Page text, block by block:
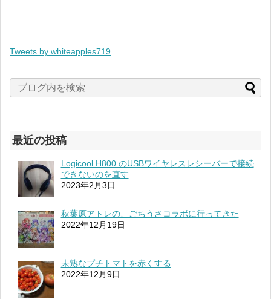
Tweets by whiteapples719
最近の投稿
Logicool H800 のUSBワイヤレスレシーバーで接続
できないのを直す
2023年2月3日
秋葉原アトレの、ごちうさコラボに行ってきた
2022年12月19日
未熟なプチトマトを赤くする
2022年12月9日